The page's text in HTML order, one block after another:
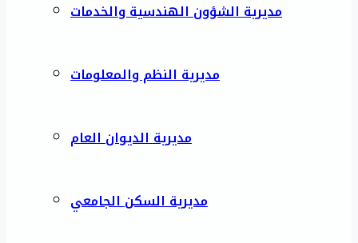
مديرية الشؤون الهندسية والخدمات
مديرية النظم والمعلومات
مديرية الديوان العام
مديرية السكن الجامعي